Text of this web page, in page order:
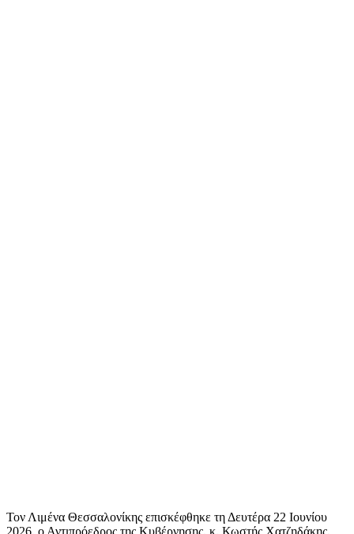
Τον Λιμένα Θεσσαλονίκης επισκέφθηκε τη Δευτέρα 22 Ιουνίου
2026, ο Αντιπρόεδρος της Κυβέρνησης, κ. Κωστής Χατζηδάκης,